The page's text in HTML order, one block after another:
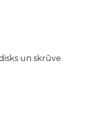
un skrūve